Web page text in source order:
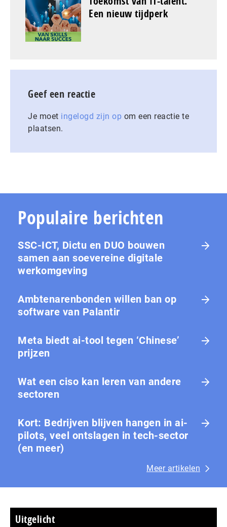
Een nieuw tijdperk
Geef een reactie
Je moet ingelogd zijn op om een reactie te
plaatsen.
Populaire berichten
SSC-ICT, Dictu en DUO bouwen
samen aan soevereine digitale
werkomgeving
Ambtenarenbonden willen ban op
software van Palantir
Meta biedt ai-tool tegen ‘Chinese’
prijzen
Wat een ciso kan leren van andere
sectoren
Kort: Bedrijven blijven hangen in ai-
pilots, veel ontslagen in tech-sector
(en meer)
Meer artikelen
Uitgelicht